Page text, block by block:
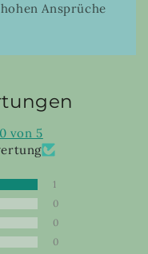
Ansprüche
von 5
1
0
0
0